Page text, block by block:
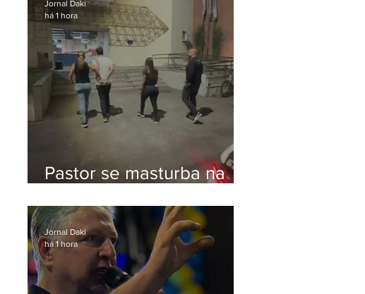
Pastor se masturba na
preso na Zona Oeste
Jornal Daki
há 1 hora
Jornal Daki
há 1 hora